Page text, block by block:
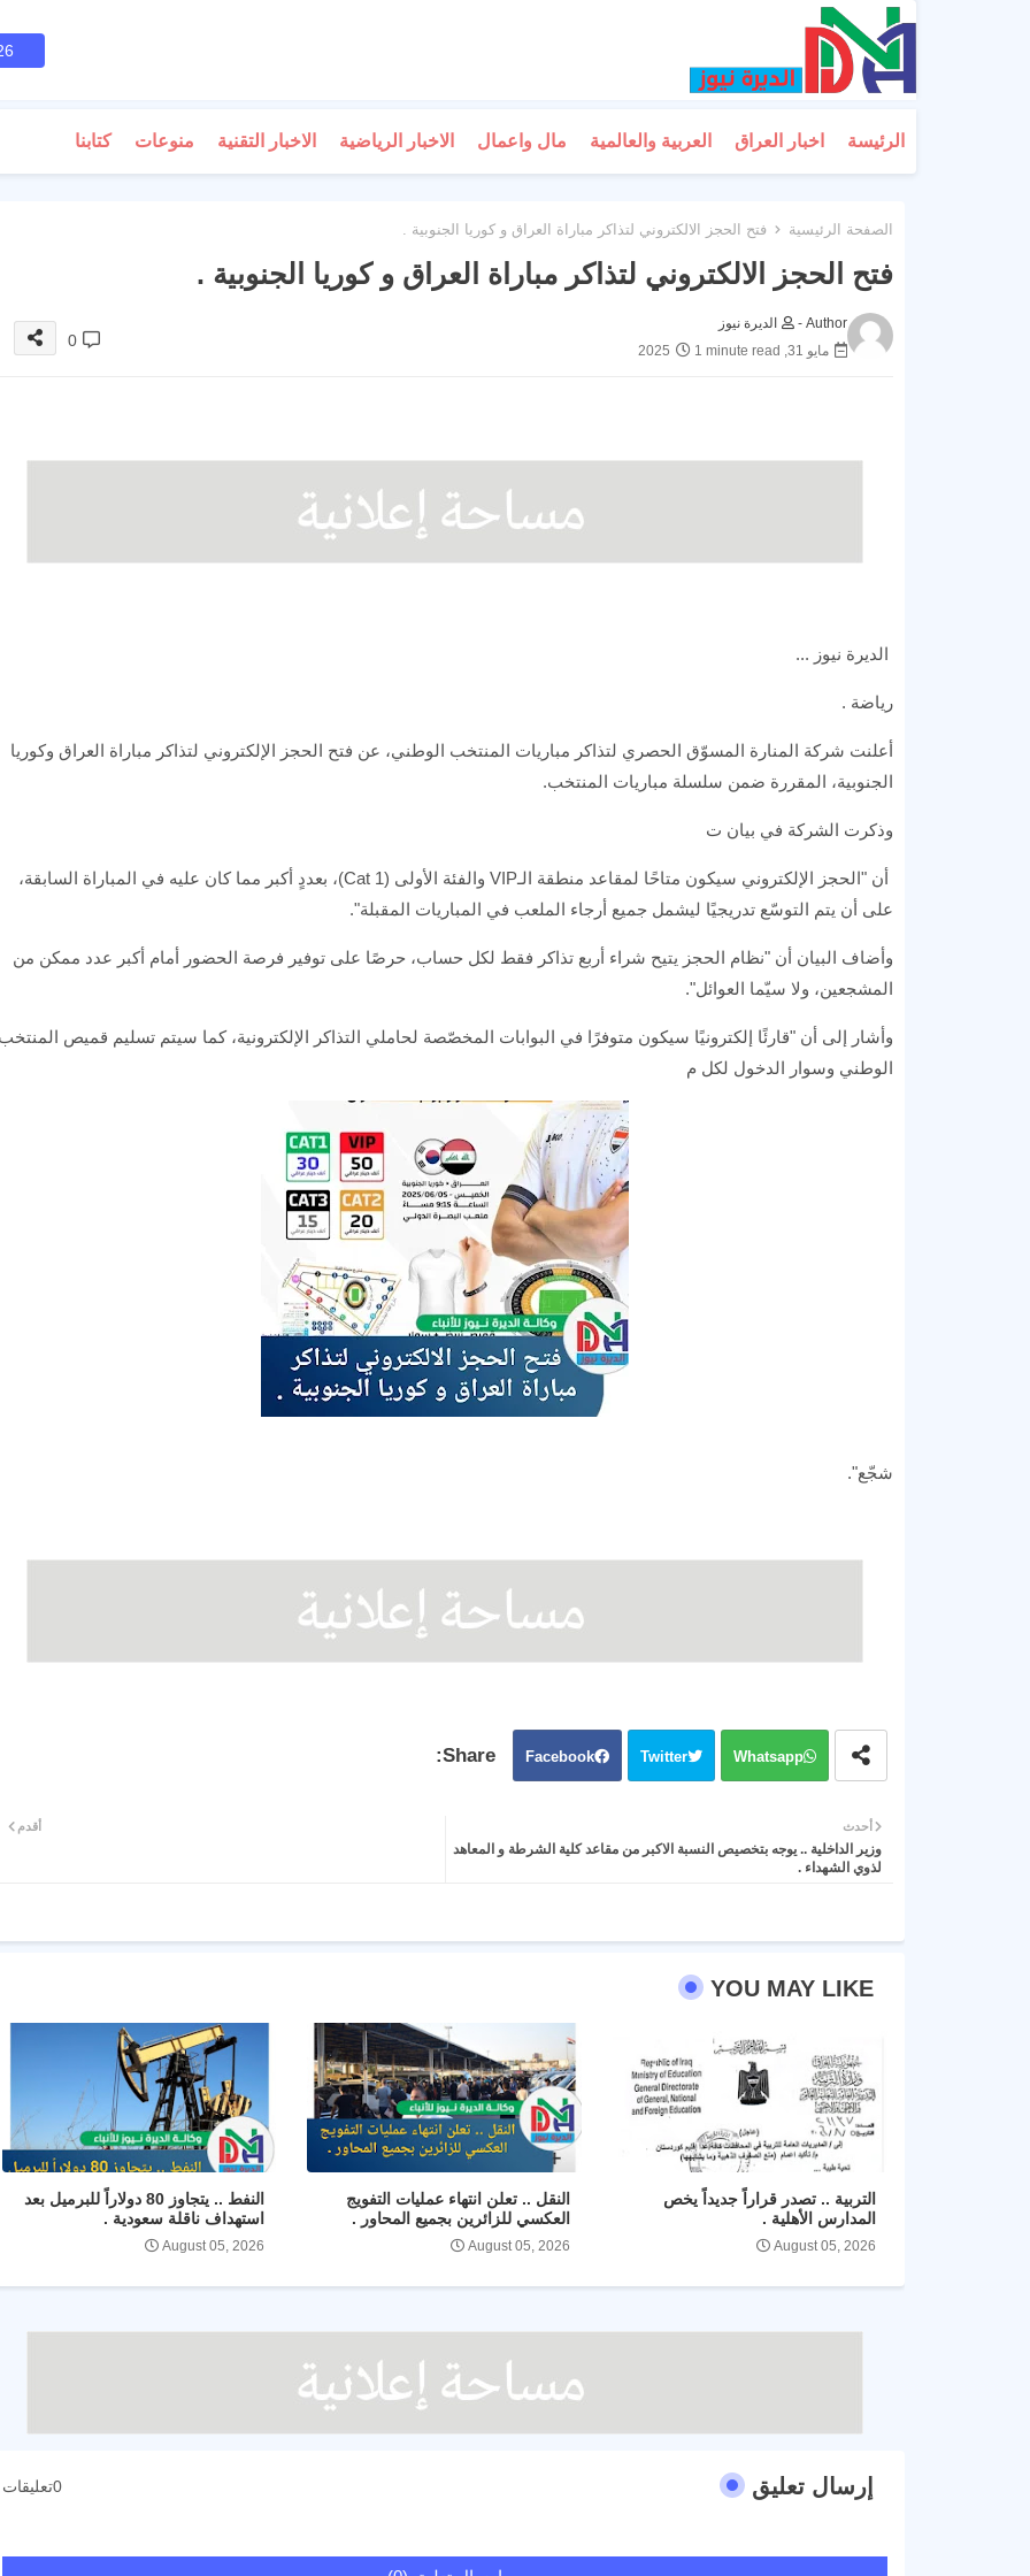
الرئيسة اخبار العراق العربية والعالمية مال واعمال الاخبار الرياضية الاخبار التقنية منوعات كتابنا
الصفحة الرئيسية فتح الحجز الالكتروني لتذاكر مباراة العراق و كوريا الجنوبية .
فتح الحجز الالكتروني لتذاكر مباراة العراق و كوريا الجنوبية .
Author -
الديرة نيوز
مايو 31, 2025
1 minute read
0
الديرة نيوز ...
رياضة .
أعلنت شركة المنارة المسوّق الحصري لتذاكر مباريات المنتخب الوطني، عن فتح الحجز الإلكتروني لتذاكر مباراة العراق وكوريا
الجنوبية، المقررة ضمن سلسلة مباريات المنتخب.
وذكرت الشركة في بيان ت
أن "الحجز الإلكتروني سيكون متاحًا لمقاعد منطقة الـVIP والفئة الأولى (Cat 1)، بعددٍ أكبر مما كان عليه في المباراة السابقة،
على أن يتم التوسّع تدريجيًا ليشمل جميع أرجاء الملعب في المباريات المقبلة".
وأضاف البيان أن "نظام الحجز يتيح شراء أربع تذاكر فقط لكل حساب، حرصًا على توفير فرصة الحضور أمام أكبر عدد ممكن من
المشجعين، ولا سيّما العوائل".
وأشار إلى أن "قارئًا إلكترونيًا سيكون متوفرًا في البوابات المخصّصة لحاملي التذاكر الإلكترونية، كما سيتم تسليم قميص المنتخب
الوطني وسوار الدخول لكل م
شجّع".
Facebook Twitter Whatsapp
أحدث
وزير الداخلية .. يوجه بتخصيص النسبة الاكبر من مقاعد كلية الشرطة و المعاهد
لذوي الشهداء .
أقدم
YOU MAY LIKE
التربية .. تصدر قراراً جديداً يخص
المدارس الأهلية .
August 05, 2026
النقل .. تعلن انتهاء عمليات التفويج
العكسي للزائرين بجميع المحاور .
August 05, 2026
النفط .. يتجاوز 80 دولاراً للبرميل بعد
استهداف ناقلة سعودية .
August 05, 2026
إرسال تعليق 0تعليقات